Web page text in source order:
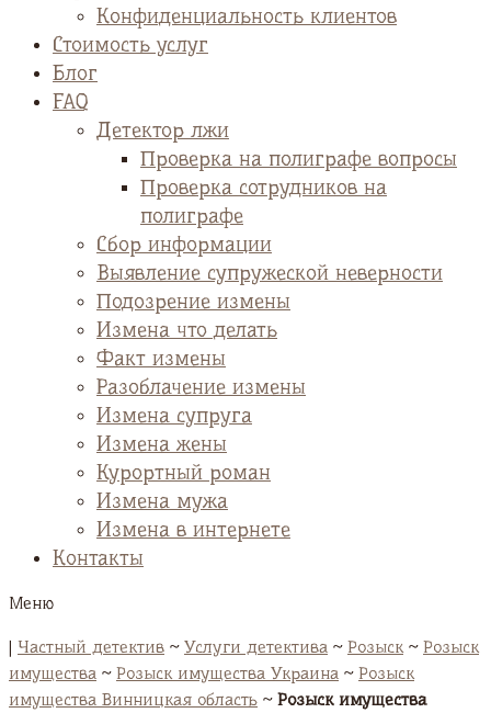
Конфиденциальность клиентов
Стоимость услуг
Блог
FAQ
Детектор лжи
Проверка на полиграфе вопросы
Проверка сотрудников на
полиграфе
Сбор информации
Выявление супружеской неверности
Подозрение измены
Измена что делать
Факт измены
Разоблачение измены
Измена супруга
Измена жены
Курортный роман
Измена мужа
Измена в интернете
Контакты
Меню
| Частный детектив ~ Услуги детектива ~ Розыск~ Розыск
имущества ~ Розыск имущества Украина ~ Розыск
имущества Винницкая область ~ Розыск имущества